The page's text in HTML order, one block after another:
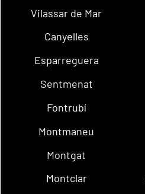
Vilassar de Mar
Canyelles
Esparreguera
Sentmenat
Fontrubí
Montmaneu
Montgat
Montclar